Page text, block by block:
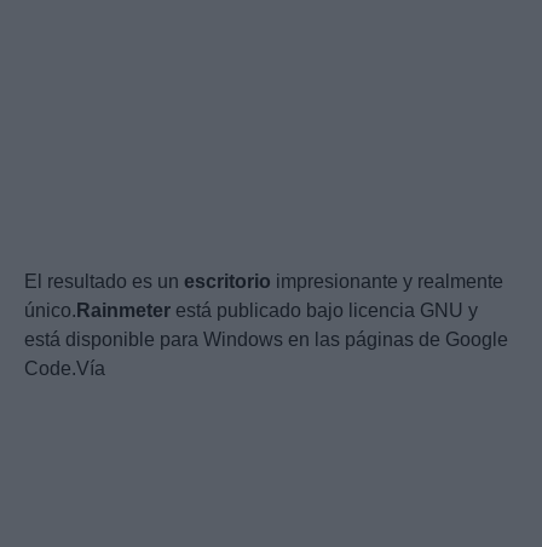
El resultado es un escritorio impresionante y realmente
único. Rainmeter está publicado bajo licencia GNU y
está disponible para Windows en las páginas de Google
Code.Vía